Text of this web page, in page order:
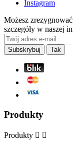
Instagram
Możesz
szczegóły w naszej
Produkty
Produkty  